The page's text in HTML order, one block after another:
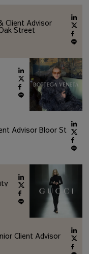
Client Advisor
Street
Advisor Bloor St
Client Advisor